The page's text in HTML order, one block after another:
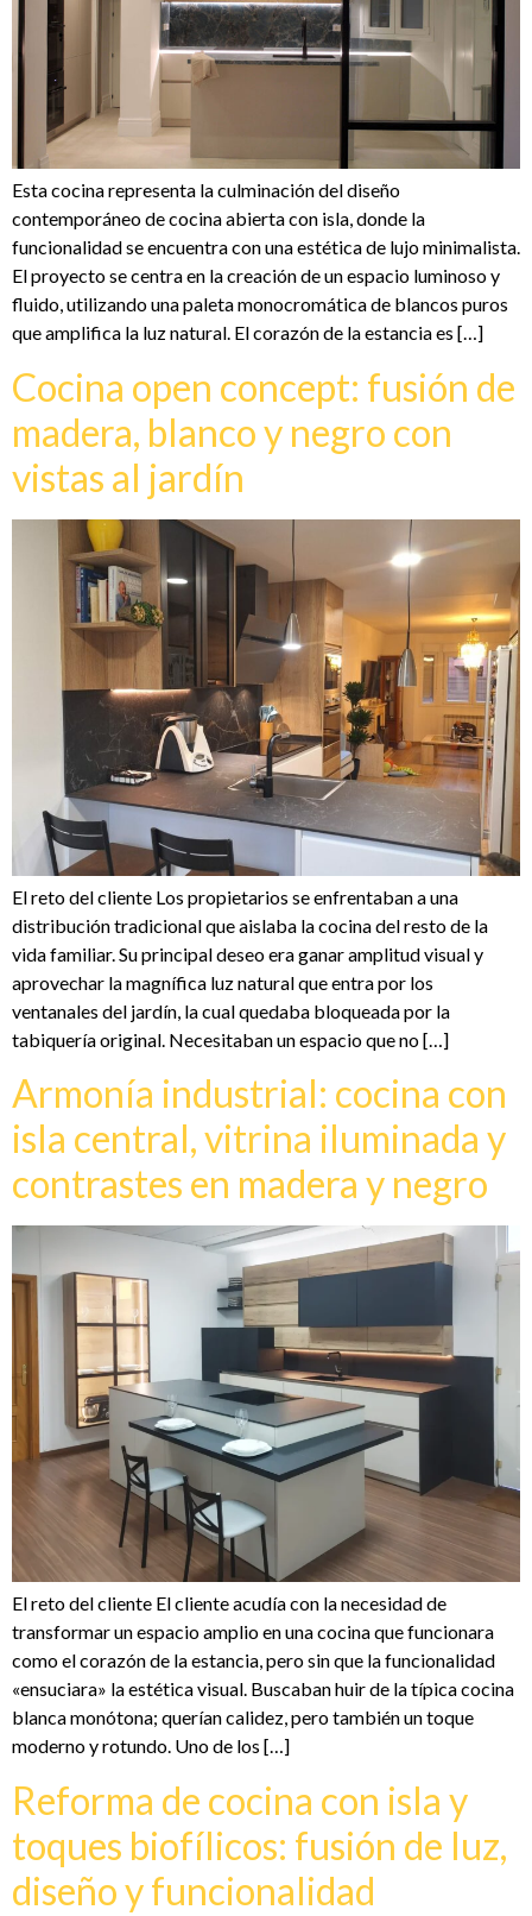
Esta cocina representa la culminación del diseño
contemporáneo de cocina abierta con isla, donde la
funcionalidad se encuentra con una estética de lujo minimalista.
El proyecto se centra en la creación de un espacio luminoso y
fluido, utilizando una paleta monocromática de blancos puros
que amplifica la luz natural. El corazón de la estancia es […]
Cocina open concept: fusión de
madera, blanco y negro con
vistas al jardín
El reto del cliente Los propietarios se enfrentaban a una
distribución tradicional que aislaba la cocina del resto de la
vida familiar. Su principal deseo era ganar amplitud visual y
aprovechar la magnífica luz natural que entra por los
ventanales del jardín, la cual quedaba bloqueada por la
tabiquería original. Necesitaban un espacio que no […]
Armonía industrial: cocina con
isla central, vitrina iluminada y
contrastes en madera y negro
El reto del cliente El cliente acudía con la necesidad de
transformar un espacio amplio en una cocina que funcionara
como el corazón de la estancia, pero sin que la funcionalidad
«ensuciara» la estética visual. Buscaban huir de la típica cocina
blanca monótona; querían calidez, pero también un toque
moderno y rotundo. Uno de los […]
Reforma de cocina con isla y
toques biofílicos: fusión de luz,
diseño y funcionalidad